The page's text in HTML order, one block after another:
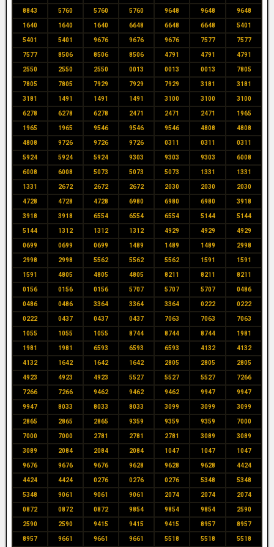
8843 5760 5760 5760 9648 9648 9648
1640 1640 1640 6648 6648 6648 5401
5401 5401 9676 9676 9676 7577 7577
7577 8506 8506 8506 4791 4791 4791
2550 2550 2550 0013 0013 0013 7805
7805 7805 7929 7929 7929 3181 3181
3181 1491 1491 1491 3100 3100 3100
6278 6278 6278 2471 2471 2471 1965
1965 1965 9546 9546 9546 4808 4808
4808 9726 9726 9726 0311 0311 0311
5924 5924 5924 9303 9303 9303 6008
6008 6008 5073 5073 5073 1331 1331
1331 2672 2672 2672 2030 2030 2030
4728 4728 4728 6980 6980 6980 3918
3918 3918 6554 6554 6554 5144 5144
5144 1312 1312 1312 4929 4929 4929
0699 0699 0699 1489 1489 1489 2998
2998 2998 5562 5562 5562 1591 1591
1591 4805 4805 4805 8211 8211 8211
0156 0156 0156 5707 5707 5707 0486
0486 0486 3364 3364 3364 0222 0222
0222 0437 0437 0437 7063 7063 7063
1055 1055 1055 8744 8744 8744 1981
1981 1981 6593 6593 6593 4132 4132
4132 1642 1642 1642 2805 2805 2805
4923 4923 4923 5527 5527 5527 7266
7266 7266 9462 9462 9462 9947 9947
9947 8033 8033 8033 3099 3099 3099
2865 2865 2865 9359 9359 9359 7000
7000 7000 2781 2781 2781 3089 3089
3089 2084 2084 2084 1047 1047 1047
9676 9676 9676 9628 9628 9628 4424
4424 4424 0276 0276 0276 5348 5348
5348 9061 9061 9061 2074 2074 2074
0872 0872 0872 9854 9854 9854 2590
2590 2590 9415 9415 9415 8957 8957
8957 9661 9661 9661 5518 5518 5518